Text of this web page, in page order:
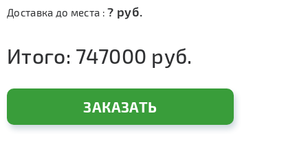
Доставка до места :? руб.
Итого: 747000 руб.
ЗАКАЗАТЬ